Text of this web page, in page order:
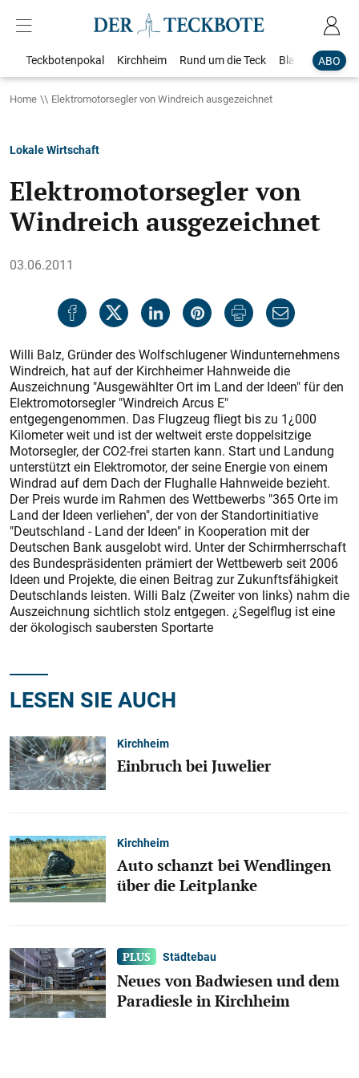
ABO
Teckbotenpokal Kirchheim Rund um die Teck Blaulicht
Home Elektromotorsegler von Windreich ausgezeichnet
Lokale Wirtschaft
Elektromotorsegler von
Windreich ausgezeichnet
03.06.2011
Willi Balz, Gründer des Wolfschlugener Windunternehmens
Windreich, hat auf der Kirchheimer Hahnweide die
Auszeichnung "Ausgewählter Ort im Land der Ideen" für den
Elektromotorsegler "Windreich Arcus E"
entgegengenommen. Das Flugzeug fliegt bis zu 1¿000
Kilometer weit und ist der weltweit erste doppelsitzige
Motorsegler, der CO2-frei starten kann. Start und Landung
unterstützt ein Elektromotor, der seine Energie von einem
Windrad auf dem Dach der Flughalle Hahnweide bezieht.
Der Preis wurde im Rahmen des Wettbewerbs "365 Orte im
Land der Ideen verliehen", der von der Standortinitiative
"Deutschland - Land der Ideen" in Kooperation mit der
Deutschen Bank ausgelobt wird. Unter der Schirmherrschaft
des Bundespräsidenten prämiert der Wettbewerb seit 2006
Ideen und Projekte, die einen Beitrag zur Zukunftsfähigkeit
Deutschlands leisten. Willi Balz (Zweiter von links) nahm die
Auszeichnung sichtlich stolz entgegen. ¿Segelflug ist eine
der ökologisch saubersten Sportarte
LESEN SIE AUCH
Kirchheim
Einbruch bei Juwelier
Kirchheim
Auto schanzt bei Wendlingen
über die Leitplanke
Städtebau
Neues von Badwiesen und dem
Paradiesle in Kirchheim